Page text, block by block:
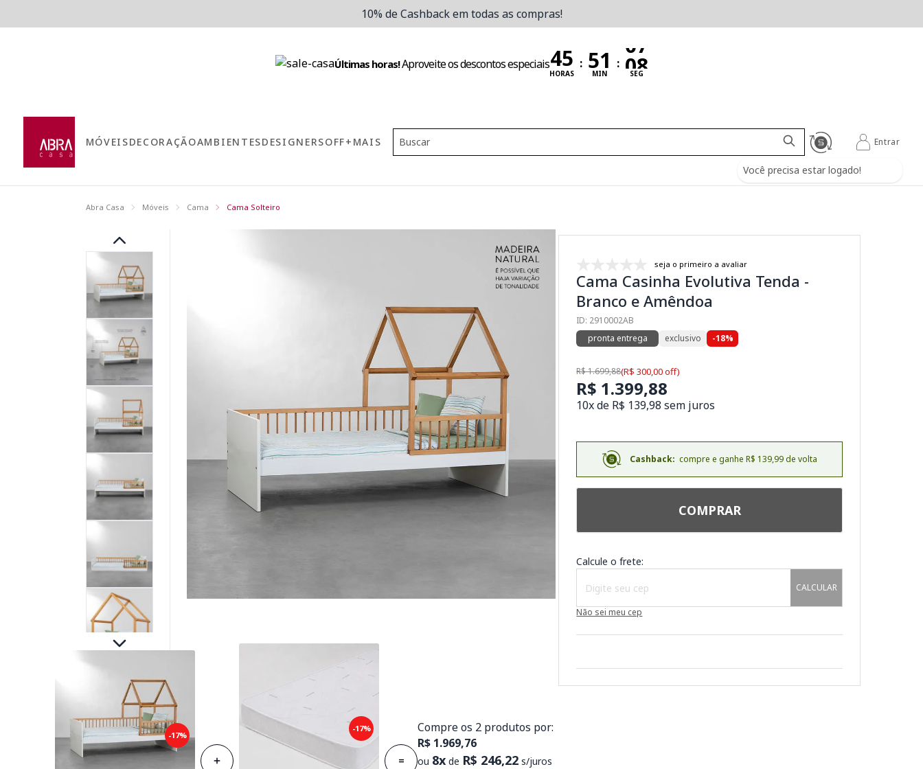
10% de Cashback em todas as compras!
Últimas horas!Aproveite os descontos especiais
HORAS
:
MIN
:
SEG
MÓVEISDECORAÇÃOAMBIENTESDESIGNERSOFF+MAIS
Você precisa estar logado!
Entrar
Abra Casa Móveis Cama Cama Solteiro
seja o primeiro a avaliar
Cama Casinha Evolutiva Tenda -
Branco e Amêndoa
ID: 2910002AB
pronta entrega
exclusivo -18%
R$ 1.699,88(R$ 300,00 off)
R$ 1.399,88
10x de R$ 139,98 sem juros
Cashback: compre e ganhe R$ 139,99 de volta
COMPRAR
Calcule o frete:
CALCULAR
Não sei meu cep
-17%
Cama Casinha Evolutiva Tenda
- Branco e Amêndoa
-17%
Colchão de Espuma Plummi
Solteiro 88cmx1,88mx14cm
=
Compre os 2 produtos por:
R$ 1.969,76
ou 8x de R$ 246,22 s/juros